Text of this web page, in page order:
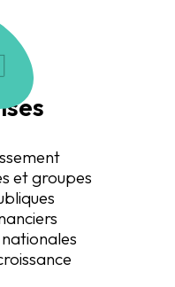
et groupes